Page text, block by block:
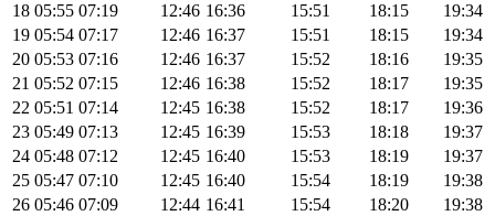
18 05:55 07:19 12:46 16:36 15:51 18:15
19:34
19 05:54 07:17 12:46 16:37 15:51 18:15
19:34
20 05:53 07:16 12:46 16:37 15:52 18:16
19:35
21 05:52 07:15 12:46 16:38 15:52 18:17
19:35
22 05:51 07:14 12:45 16:38 15:52 18:17
19:36
23 05:49 07:13 12:45 16:39 15:53 18:18
19:37
24 05:48 07:12 12:45 16:40 15:53 18:19
19:37
25 05:47 07:10 12:45 16:40 15:54 18:19
19:38
26 05:46 07:09 12:44 16:41 15:54 18:20
19:38